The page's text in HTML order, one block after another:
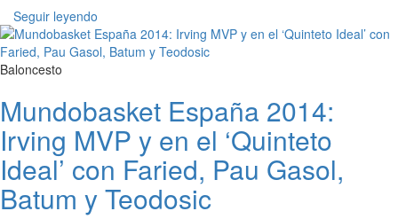
Seguir leyendo
Baloncesto
Mundobasket España 2014:
Irving MVP y en el ‘Quinteto
Ideal’ con Faried, Pau Gasol,
Batum y Teodosic